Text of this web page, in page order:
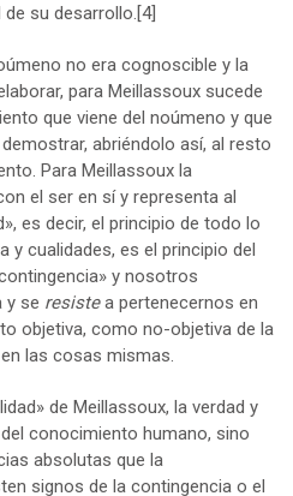
su desarrollo.[4]
no era cognoscible y la
para Meillassoux sucede
que viene del noúmeno y que
abriéndolo así, al resto
Para Meillassoux la
el ser en sí y representa al
es decir, el principio de todo lo
y cualidades, es el principio del
y nosotros
y se resistea pertenecernos en
objetiva, como no-objetiva de la
las cosas mismas.
de Meillassoux, la verdad y
conocimiento humano, sino
absolutas que la
signos de la contingencia o el